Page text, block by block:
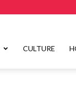
CULTURE